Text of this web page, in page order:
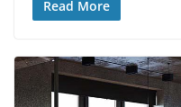
Read More